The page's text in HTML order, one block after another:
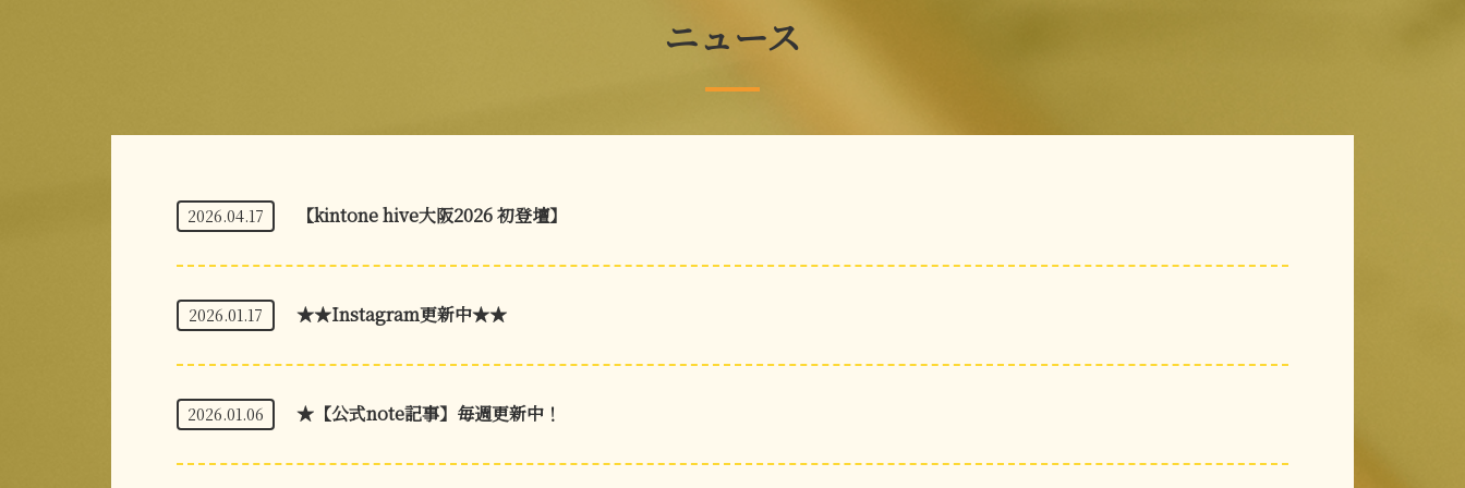
ニュース
2026.04.17 【kintone hive大阪2026 初登壇】
2026.01.17 ★★Instagram更新中★★
2026.01.06 ★【公式note記事】毎週更新中！